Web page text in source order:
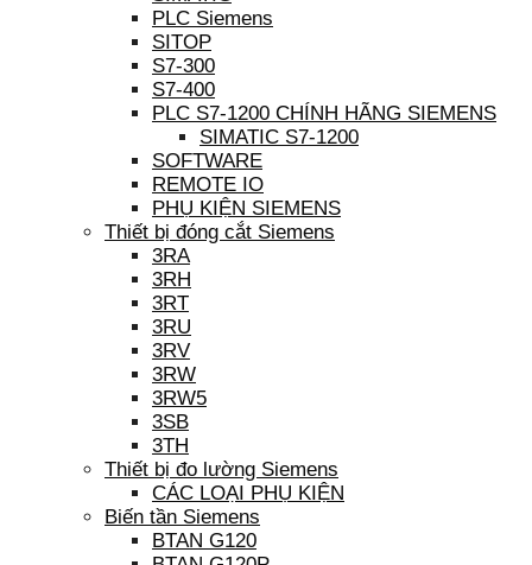
PLC Siemens
SITOP
S7-300
S7-400
PLC S7-1200 CHÍNH HÃNG SIEMENS
SIMATIC S7-1200
SOFTWARE
REMOTE IO
PHỤ KIỆN SIEMENS
Thiết bị đóng cắt Siemens
3RA
3RH
3RT
3RU
3RV
3RW
3RW5
3SB
3TH
Thiết bị đo lường Siemens
CÁC LOẠI PHỤ KIỆN
Biến tần Siemens
BTAN G120